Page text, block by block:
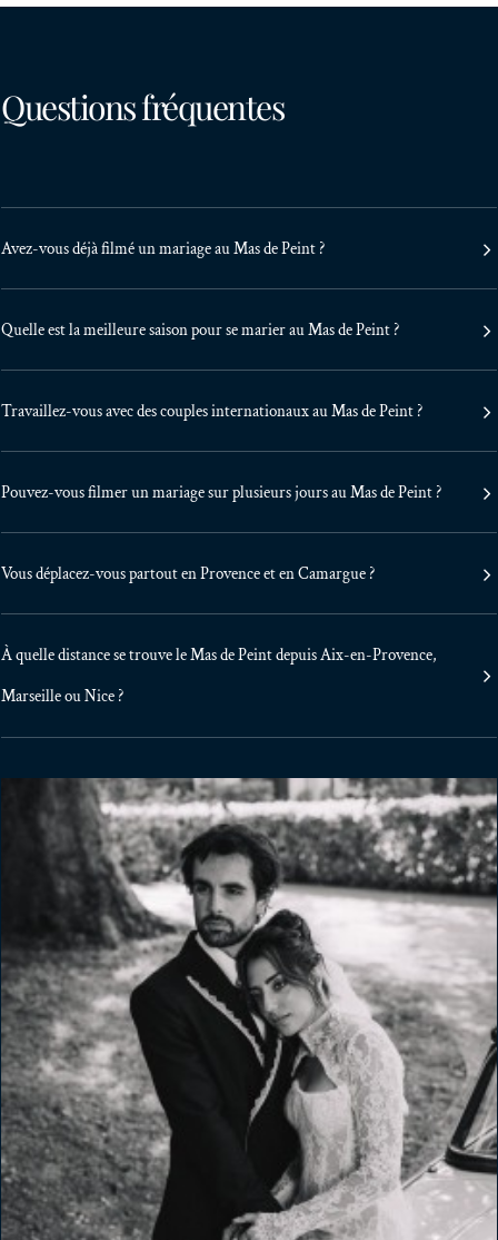
Questions fréquentes
Avez-vous déjà filmé un mariage au Mas de Peint ?
Quelle est la meilleure saison pour se marier au Mas de Peint ?
Travaillez-vous avec des couples internationaux au Mas de Peint ?
Pouvez-vous filmer un mariage sur plusieurs jours au Mas de Peint ?
Vous déplacez-vous partout en Provence et en Camargue ?
À quelle distance se trouve le Mas de Peint depuis Aix-en-Provence,
Marseille ou Nice ?